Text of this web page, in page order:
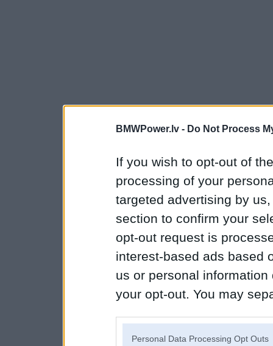
BMWPower.lv - Do Not Process
If you wish to opt-out of
processing of your
targeted advertising by
section to confirm your
opt-out request is
interest-based ads based
us or personal
your opt-out. You may
Personal Data Processing Opt Outs